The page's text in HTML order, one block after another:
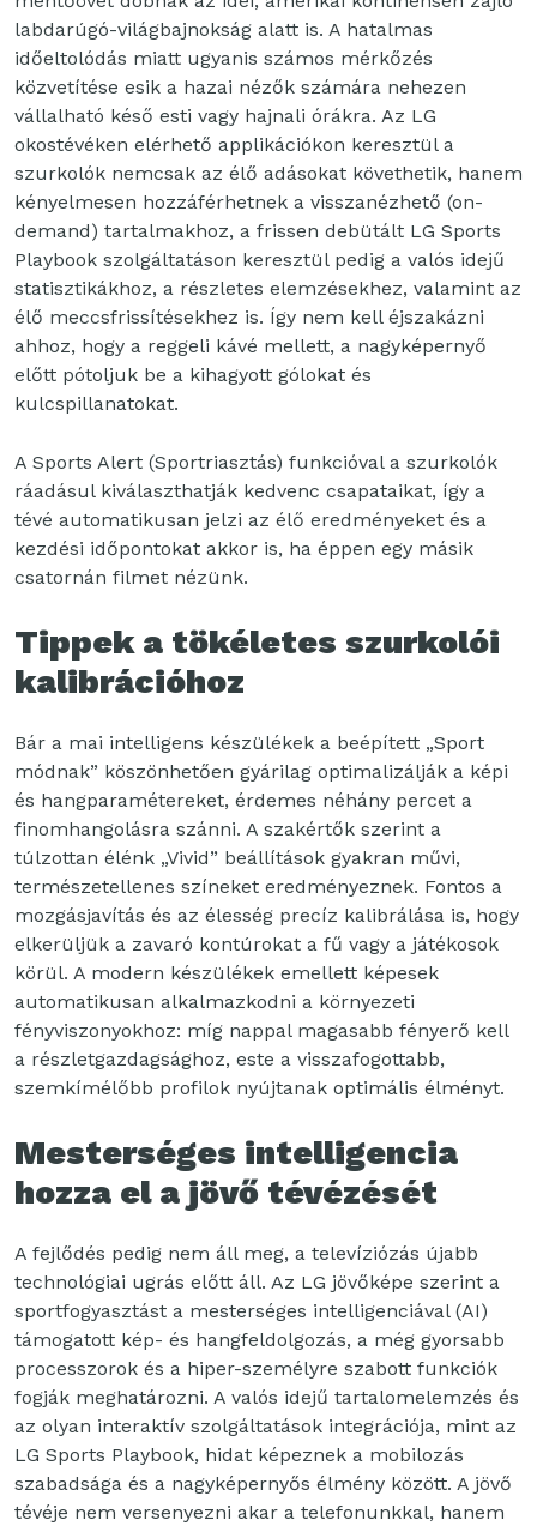
labdarúgó-világbajnokság alatt is. A hatalmas
időeltolódás miatt ugyanis számos mérkőzés
közvetítése esik a hazai nézők számára nehezen
vállalható késő esti vagy hajnali órákra. Az LG
okostévéken elérhető applikációkon keresztül a
szurkolók nemcsak az élő adásokat követhetik, hanem
kényelmesen hozzáférhetnek a visszanézhető (on-
demand) tartalmakhoz, a frissen debütált LG Sports
Playbook szolgáltatáson keresztül pedig a valós idejű
statisztikákhoz, a részletes elemzésekhez, valamint az
élő meccsfrissítésekhez is. Így nem kell éjszakázni
ahhoz, hogy a reggeli kávé mellett, a nagyképernyő
előtt pótoljuk be a kihagyott gólokat és
kulcspillanatokat.
A Sports Alert (Sportriasztás) funkcióval a szurkolók
ráadásul kiválaszthatják kedvenc csapataikat, így a
tévé automatikusan jelzi az élő eredményeket és a
kezdési időpontokat akkor is, ha éppen egy másik
csatornán filmet nézünk.
Tippek a tökéletes szurkolói
kalibrációhoz
Bár a mai intelligens készülékek a beépített „Sport
módnak” köszönhetően gyárilag optimalizálják a képi
és hangparamétereket, érdemes néhány percet a
finomhangolásra szánni. A szakértők szerint a
túlzottan élénk „Vivid” beállítások gyakran művi,
természetellenes színeket eredményeznek. Fontos a
mozgásjavítás és az élesség precíz kalibrálása is, hogy
elkerüljük a zavaró kontúrokat a fű vagy a játékosok
körül. A modern készülékek emellett képesek
automatikusan alkalmazkodni a környezeti
fényviszonyokhoz: míg nappal magasabb fényerő kell
a részletgazdagsághoz, este a visszafogottabb,
szemkímélőbb profilok nyújtanak optimális élményt.
Mesterséges intelligencia
hozza el a jövő tévézését
A fejlődés pedig nem áll meg, a televíziózás újabb
technológiai ugrás előtt áll. Az LG jövőképe szerint a
sportfogyasztást a mesterséges intelligenciával (AI)
támogatott kép- és hangfeldolgozás, a még gyorsabb
processzorok és a hiper-személyre szabott funkciók
fogják meghatározni. A valós idejű tartalomelemzés és
az olyan interaktív szolgáltatások integrációja, mint az
LG Sports Playbook, hidat képeznek a mobilozás
szabadsága és a nagyképernyős élmény között. A jövő
tévéje nem versenyezni akar a telefonunkkal, hanem